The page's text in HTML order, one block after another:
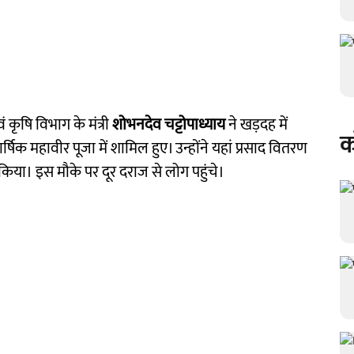
विभाग के मंत्रीशोभनदेव चट्टोपाध्यायने खड़दह में
महावीर पूजा में शामिल हुए। उन्होंने यहां प्रसाद वितरण
इस मौके पर दूर दराज से लोग पहुंचे।